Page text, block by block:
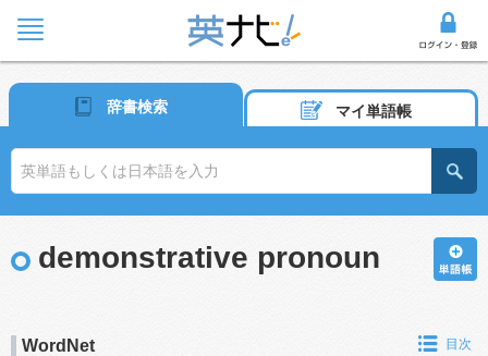
辞書検索 マイ単語帳
demonstrative pronoun
WordNet 目次